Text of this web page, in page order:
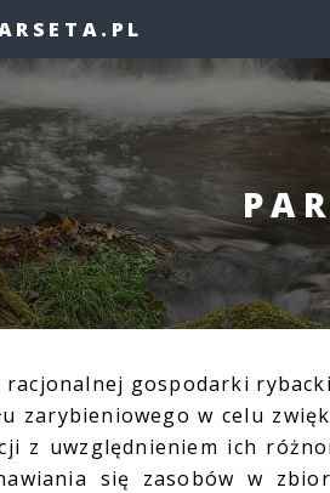
gospodarki
zarybieniowego w celu
z uwzględnieniem ich
się zasobów w